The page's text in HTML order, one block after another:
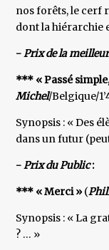
nos forêts, le cerf
dont la hiérarchie
-Prix de la
*** « Passé
Michel/Belgique/
Synopsis : « Des
dans un futur
-Prix du Public:
*** « Merci » (
Synopsis : « La
? … »